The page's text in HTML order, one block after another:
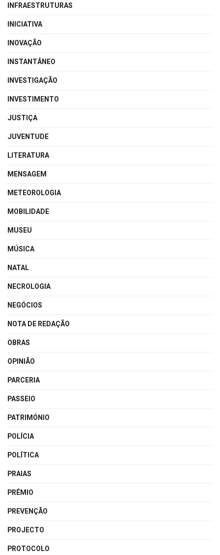
INFRAESTRUTURAS
INICIATIVA
INOVAÇÃO
INSTANTÂNEO
INVESTIGAÇÃO
INVESTIMENTO
JUSTIÇA
JUVENTUDE
LITERATURA
MENSAGEM
METEOROLOGIA
MOBILIDADE
MUSEU
MÚSICA
NATAL
NECROLOGIA
NEGÓCIOS
NOTA DE REDAÇÃO
OBRAS
OPINIÃO
PARCERIA
PASSEIO
PATRIMÓNIO
POLÍCIA
POLÍTICA
PRAIAS
PRÉMIO
PREVENÇÃO
PROJECTO
PROTOCOLO